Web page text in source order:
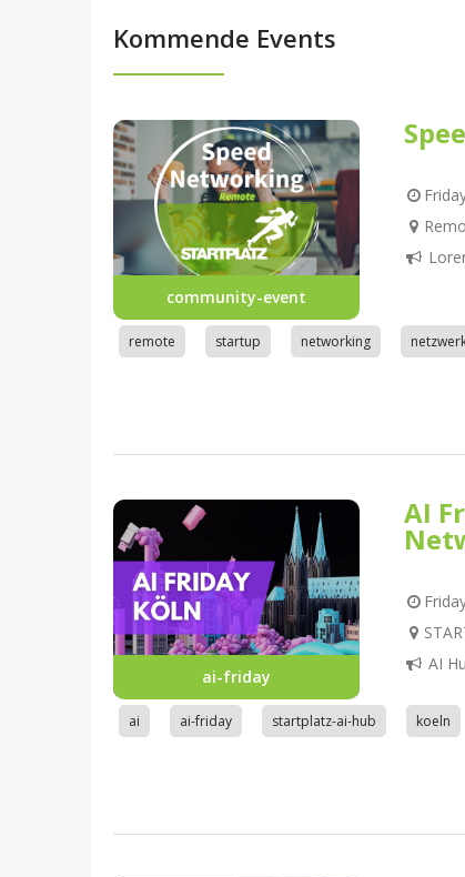
Kommende Events
community-event
remote startup networking
ai-friday
AI
AI
ai ai-friday startplatz-ai-hub koeln